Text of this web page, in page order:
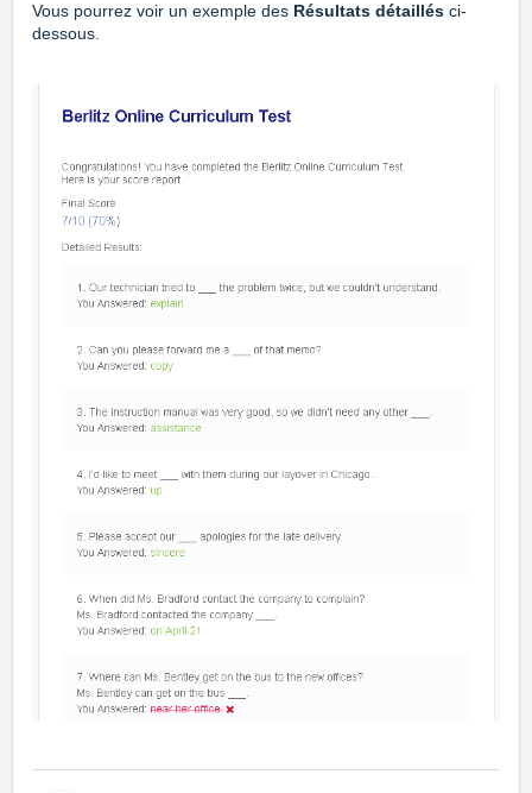
Vous pourrez voir un exemple des Résultats détaillés ci-
dessous.